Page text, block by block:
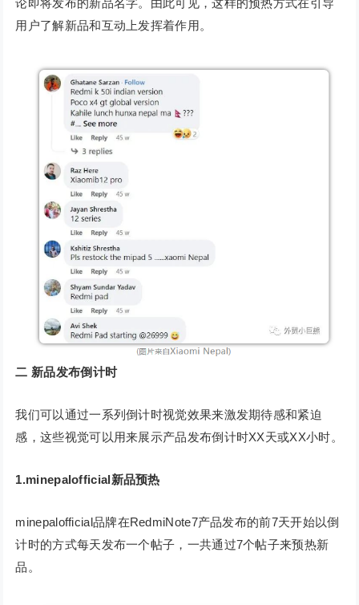
论即将发布的新品名字。由此可见，这样的预热方式在引导
用户了解新品和互动上发挥着作用。
二 新品发布倒计时
我们可以通过一系列倒计时视觉效果来激发期待感和紧迫
感，这些视觉可以用来展示产品发布倒计时XX天或XX小时。
1.minepalofficial新品预热
minepalofficial品牌在RedmiNote7产品发布的前7天开始以倒
计时的方式每天发布一个帖子，一共通过7个帖子来预热新
品。